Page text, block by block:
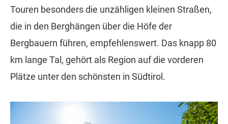
Touren besonders die unzähligen kleinen Straßen,
die in den Berghängen über die Höfe der
Bergbauern führen, empfehlenswert. Das knapp 80
km lange Tal, gehört als Region auf die vorderen
Plätze unter den schönsten in Südtirol.